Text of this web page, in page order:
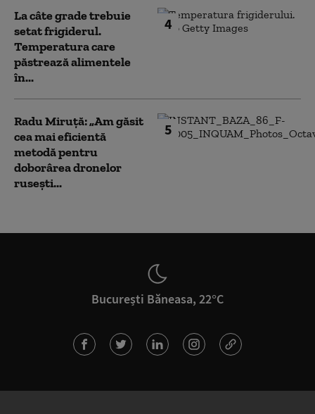
4
La câte grade trebuie
setat frigiderul.
Temperatura care
păstrează alimentele
în...
5
Radu Miruță: „Am găsit
cea mai eficientă
metodă pentru
doborârea dronelor
rusești...
București Băneasa, 22°C